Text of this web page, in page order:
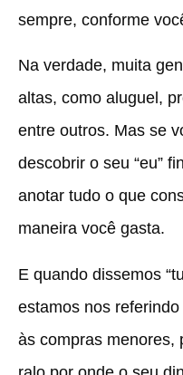
sempre, conforme
Na verdade, muita
altas, como aluguel,
entre outros. Mas se
descobrir o seu “eu”
anotar tudo o que
maneira você gasta.
E quando dissemos
estamos nos referindo
às compras menores,